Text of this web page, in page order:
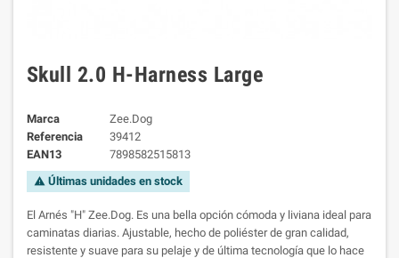
Skull 2.0 H-Harness Large
Marca
Zee.Dog
Referencia
39412
EAN13
7898582515813
warning Últimas unidades en stock
El Arnés "H" Zee.Dog. Es una bella opción cómoda y liviana ideal para
caminatas diarias. Ajustable, hecho de poliéster de gran calidad,
resistente y suave para su pelaje y de última tecnología que lo hace